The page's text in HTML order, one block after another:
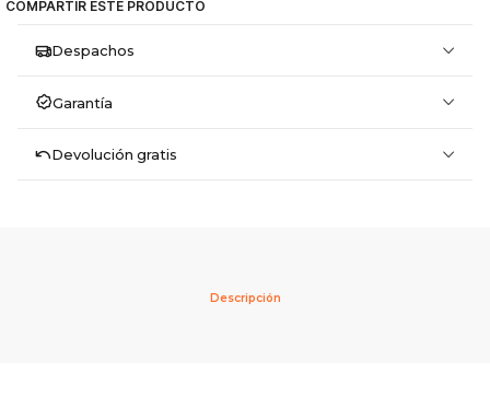
COMPARTIR ESTE PRODUCTO
Despachos
Garantía
Devolución gratis
Descripción